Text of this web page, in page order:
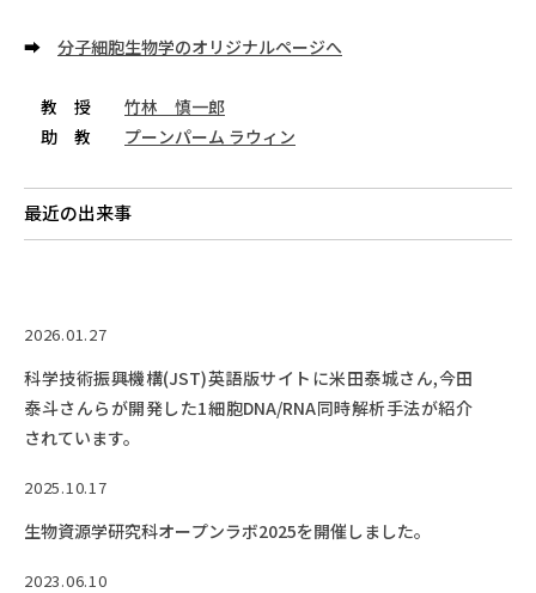
学部概要
ACADEMICS
教育（学部・大学院等）
ADMISSION
社会連携
➡ 分子細胞生物学のオリジナルページへ
教 授 竹林 慎一郎
助 教 プーンパーム ラウィン
最近の出来事
2026.01.27
科学技術振興機構(JST)英語版サイトに米田泰城さん,今田
泰斗さんらが開発した1細胞DNA/RNA同時解析手法が紹介
されています。
2025.10.17
生物資源学研究科オープンラボ2025を開催しました。
2023.06.10